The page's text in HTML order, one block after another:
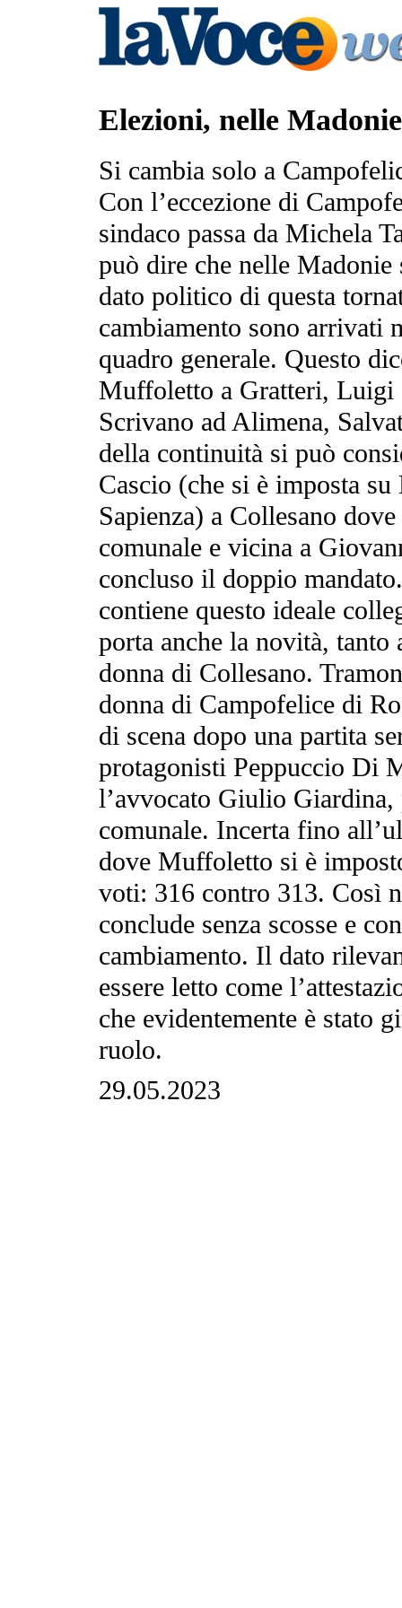
Elezioni, nelle
Si cambia solo a
Con l’eccezione di
sindaco passa da Michela
può dire che nelle
dato politico di questa
cambiamento sono arrivati
quadro generale. Questo
Muffoletto a Gratteri, Luigi
Scrivano ad Alimena,
della continuità si può
Cascio (che si è imposta
Sapienza) a Collesano
comunale e vicina a
concluso il doppio
contiene questo ideale
porta anche la novità,
donna di Collesano.
donna di Campofelice di
di scena dopo una partita
protagonisti Peppuccio Di
l’avvocato Giulio Giardina,
comunale. Incerta fino
dove Muffoletto si è
voti: 316 contro 313. Così
conclude senza scosse e
cambiamento. Il dato
essere letto come
che evidentemente è stato
ruolo.
29.05.2023